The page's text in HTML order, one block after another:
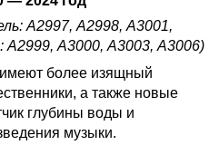
А2997, А2998, А3001,
А2999, А3000, А3003, А3006)
более изящный
а также новые
глубины воды и
музыки.